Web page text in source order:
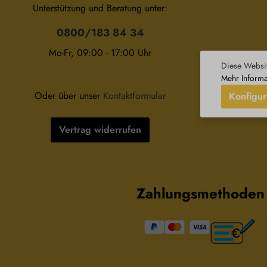
Unterstützung und Beratung unter:
0800/183 84 34
Mo-Fr, 09:00 - 17:00 Uhr
Oder über unser Kontaktformular
Vertrag widerrufen
Zahlungsmethoden
Diese
Mehr